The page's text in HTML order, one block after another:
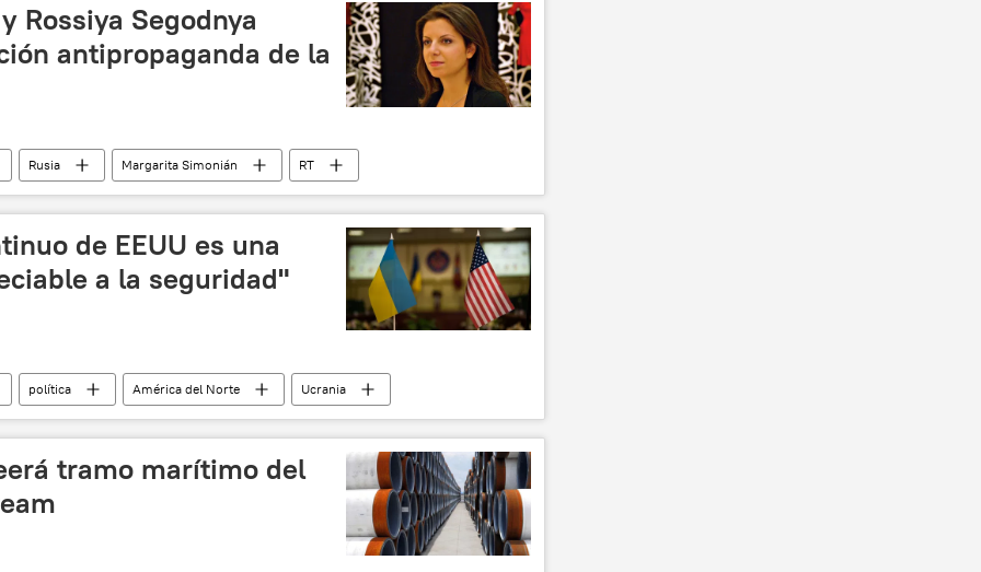
Rossiya Segodnya
antipropaganda de la
Rusia Margarita Simonián
RT
medios
guerra informativa
de EEUU es una
a la seguridad"
política América del Norte
Ucrania
noticias
tramo marítimo del